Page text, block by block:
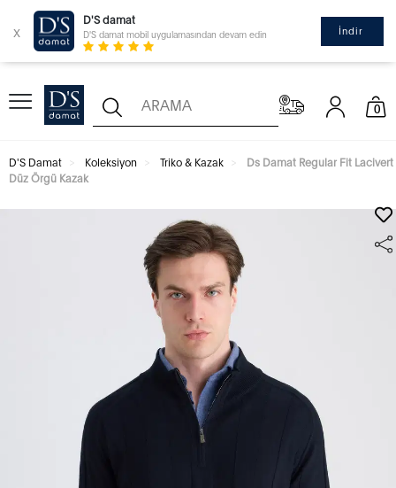
x
D'S damat
D'S damat mobil uygulamasından devam edin İndir
0
D'S Damat Koleksiyon Triko & Kazak
Ds Damat Regular Fit Lacivert
Düz Örgü Kazak